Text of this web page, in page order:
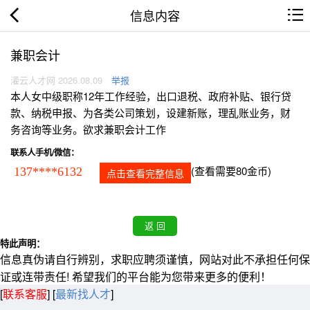
信息内容
兼职会计
灌云人才网 2026.08.09 举报
本人女中级职称12年工作经验，出口退税、政府补贴、银行贷
款、纳税申报、为各类公司策划，设建新账，理乱账业务，财
务咨询等业务。欲求兼职会计工作
联系人手机/微信：
137****6132 点击查看完整信息 (查看需要80金币)
特此声明：
信息真伪请自行辨别，求职应聘须谨慎，网站对此不承担任何保
证或连带责任! 希望我们的平台能为您带来更多的便利！
[联系客服] [最新找人才]